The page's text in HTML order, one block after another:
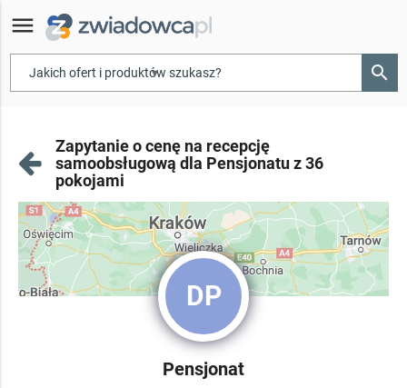
menu
▾ search
Zapytanie o cenę na recepcję
samoobsługową dla Pensjonatu z 36
pokojami
DP
Pensjonat